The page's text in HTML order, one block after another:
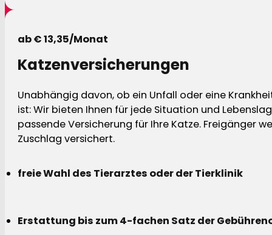
ab € 13,35/Monat
Katzenversicherungen
Unabhängig davon, ob ein Unfall oder eine
ist: Wir bieten Ihnen für jede Situation und
passende Versicherung für Ihre Katze. Freigänger
Zuschlag versichert.
freie Wahl des Tierarztes oder der Tierklinik
Erstattung bis zum 4-fachen Satz der